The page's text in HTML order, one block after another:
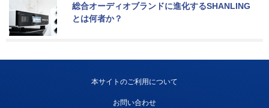
総合オーディオブランドに進化するSHANLING
とは何者か？
本サイトのご利用について
お問い合わせ